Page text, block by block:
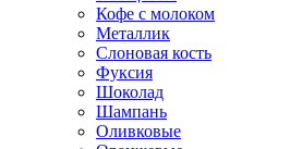
Кофе с молоком
Металлик
Слоновая кость
Фуксия
Шоколад
Шампань
Оливковые